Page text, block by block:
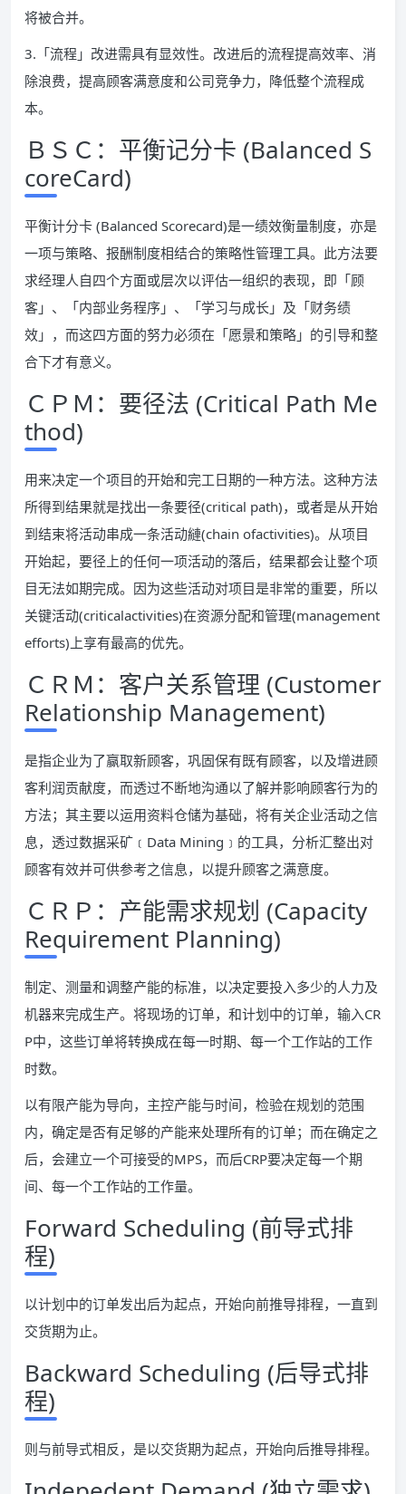
将被合并。
3.「流程」改进需具有显效性。改进后的流程提高效率、消
除浪费，提高顾客满意度和公司竞争力，降低整个流程成
本。
ＢＳＣ：平衡记分卡 (Balanced S
coreCard)
平衡计分卡 (Balanced Scorecard)是一绩效衡量制度，亦是
一项与策略、报酬制度相结合的策略性管理工具。此方法要
求经理人自四个方面或层次以评估一组织的表现，即「顾
客」、「内部业务程序」、「学习与成长」及「财务绩
效」，而这四方面的努力必须在「愿景和策略」的引导和整
合下才有意义。
ＣＰＭ：要径法 (Critical Path Me
thod)
用来决定一个项目的开始和完工日期的一种方法。这种方法
所得到结果就是找出一条要径(critical path)，或者是从开始
到结束将活动串成一条活动縺(chain ofactivities)。从项目
开始起，要径上的任何一项活动的落后，结果都会让整个项
目无法如期完成。因为这些活动对项目是非常的重要，所以
关键活动(criticalactivities)在资源分配和管理(management
efforts)上享有最高的优先。
ＣＲＭ：客户关系管理 (Customer
Relationship Management)
是指企业为了赢取新顾客，巩固保有既有顾客，以及增进顾
客利润贡献度，而透过不断地沟通以了解并影响顾客行为的
方法；其主要以运用资料仓储为基础，将有关企业活动之信
息，透过数据采矿﹝Data Mining﹞的工具，分析汇整出对
顾客有效并可供参考之信息，以提升顾客之满意度。
ＣＲＰ：产能需求规划 (Capacity
Requirement Planning)
制定、测量和调整产能的标准，以决定要投入多少的人力及
机器来完成生产。将现场的订单，和计划中的订单，输入CR
P中，这些订单将转换成在每一时期、每一个工作站的工作
时数。
以有限产能为导向，主控产能与时间，检验在规划的范围
内，确定是否有足够的产能来处理所有的订单；而在确定之
后，会建立一个可接受的MPS，而后CRP要决定每一个期
间、每一个工作站的工作量。
Forward Scheduling (前导式排
程)
以计划中的订单发出后为起点，开始向前推导排程，一直到
交货期为止。
Backward Scheduling (后导式排
程)
则与前导式相反，是以交货期为起点，开始向后推导排程。